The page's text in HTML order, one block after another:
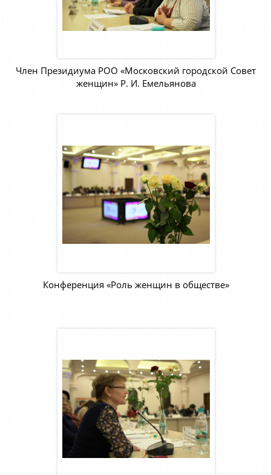
Член Президиума РОО «Московский городской Совет
женщин» Р. И. Емельянова
Конференция «Роль женщин в обществе»